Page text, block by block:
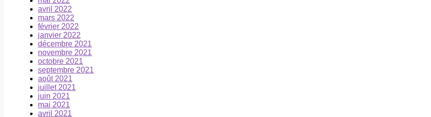
avril 2022
mars 2022
février 2022
janvier 2022
décembre 2021
novembre 2021
octobre 2021
septembre 2021
août 2021
juillet 2021
juin 2021
mai 2021
avril 2021